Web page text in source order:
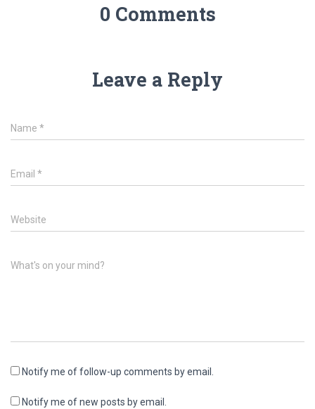
0 Comments
Leave a Reply
Name *
Email *
Website
What's on your mind?
Notify me of follow-up comments by email.
Notify me of new posts by email.